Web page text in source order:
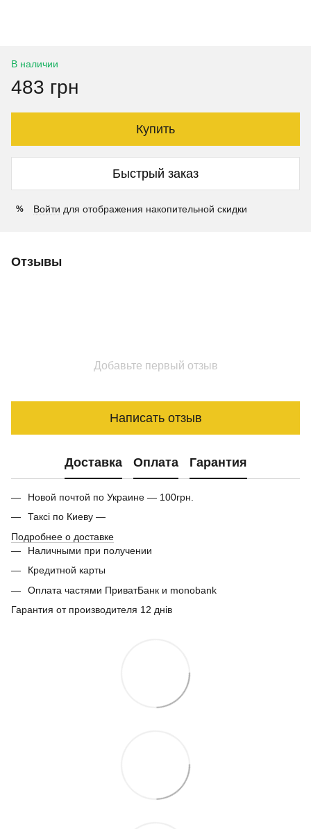
В наличии
483 грн
Купить
Быстрый заказ
% Войти для отображения накопительной скидки
Отзывы
Добавьте первый отзыв
Написать отзыв
Доставка Оплата Гарантия
Новой почтой по Украине — 100грн.
Таксі по Киеву —
Подробнее о доставке
Наличными при получении
Кредитной карты
Оплата частями ПриватБанк и monobank
Гарантия от производителя 12 днів